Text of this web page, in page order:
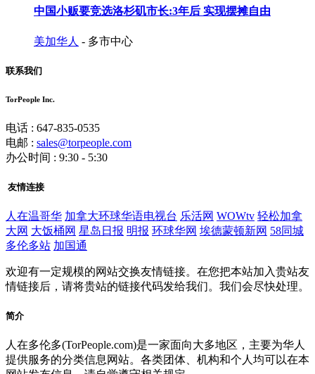
中国小贩要竞选洛杉矶市长:3年后 实现摆摊自由
美加华人 - 多市中心
联系我们
TorPeople Inc.
电话 : 647-835-0535
电邮 : sales@torpeople.com
办公时间 : 9:30 - 5:30
友情连接
人在温哥华 加拿大环球华语电视台 乐活网 WOWtv 轻松加拿
大网 大饭桶网 星岛日报 明报 环球华网 埃德蒙顿新网 58同城
多伦多站 加国通
欢迎有一定规模的网站交换友情链接。在您把本站加入贵站友
情链接后，请将贵站的链接代码发给我们。我们会尽快处理。
简介
人在多伦多(TorPeople.com)是一家面向大多地区，主要为华人
提供服务的分类信息网站。各类团体、机构和个人均可以在本